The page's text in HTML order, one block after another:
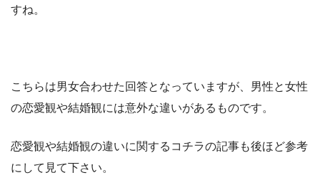
すね。
こちらは男女合わせた回答となっていますが、男性と女性
の恋愛観や結婚観には意外な違いがあるものです。
恋愛観や結婚観の違いに関するコチラの記事も後ほど参考
にして見て下さい。